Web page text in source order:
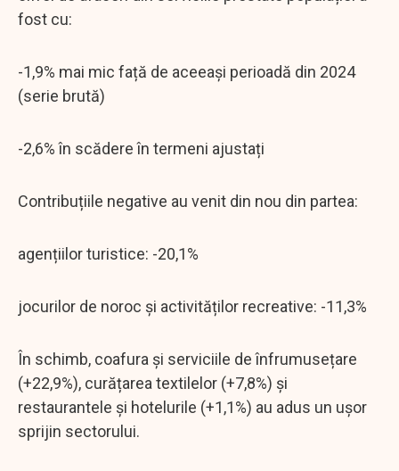
fost cu:
-1,9% mai mic față de aceeași perioadă din 2024
(serie brută)
-2,6% în scădere în termeni ajustați
Contribuțiile negative au venit din nou din partea:
agențiilor turistice: -20,1%
jocurilor de noroc și activităților recreative: -11,3%
În schimb, coafura și serviciile de înfrumusețare
(+22,9%), curățarea textilelor (+7,8%) și
restaurantele și hotelurile (+1,1%) au adus un ușor
sprijin sectorului.